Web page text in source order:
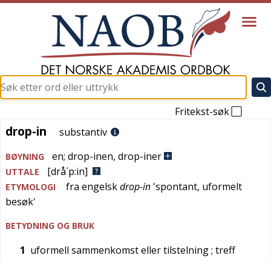
Fritekst-søk
drop-in
drop-in substantiv
BØYNING en; drop-inen, drop-iner
UTTALE [drå´p:in]
ETYMOLOGI fra engelskdrop-in 'spontant, uformelt
besøk'
BETYDNING OG BRUK
1 uformell sammenkomst eller tilstelning; treff